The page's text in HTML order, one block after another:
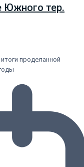
Южного тер.
проделанной